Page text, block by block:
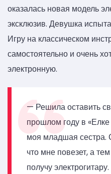
оказалась новая модель
эксклюзив. Девушка
Игру на классическом
самостоятельно и очень
электронную.
— Решила оставить
прошлом году в
моя младшая
что мне повезет, а
получу